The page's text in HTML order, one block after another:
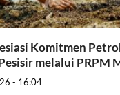
Komitmen
melalui PRPM
- 16:04